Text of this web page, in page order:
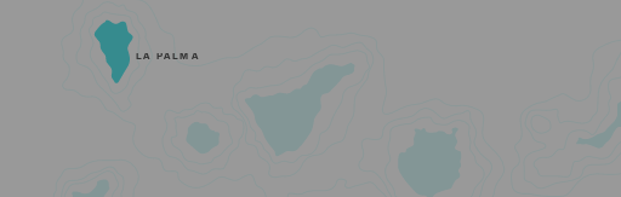
LA PALMA